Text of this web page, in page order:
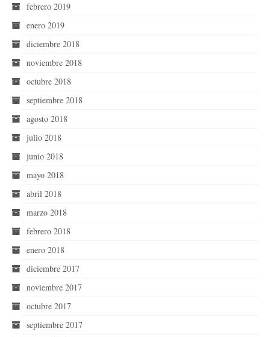
febrero 2019
enero 2019
diciembre 2018
noviembre 2018
octubre 2018
septiembre 2018
agosto 2018
julio 2018
junio 2018
mayo 2018
abril 2018
marzo 2018
febrero 2018
enero 2018
diciembre 2017
noviembre 2017
octubre 2017
septiembre 2017